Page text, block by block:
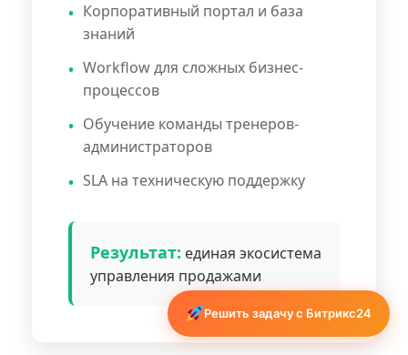
Корпоративный портал и база
знаний
Workflow для сложных бизнес-
процессов
Обучение команды тренеров-
администраторов
SLA на техническую поддержку
Результат: единая экосистема
управления продажами
Решить задачу с Битрикс24